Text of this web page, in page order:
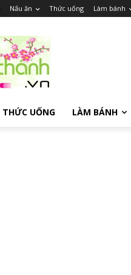
Nấu ăn Thức uống Làm bánh
THỨC UỐNG LÀM BÁNH